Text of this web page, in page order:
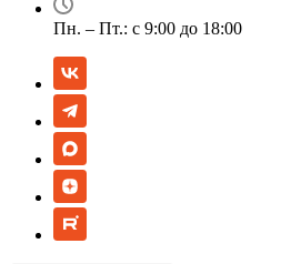
Пн. – Пт.: с 9:00 до 18:00